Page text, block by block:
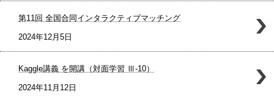
第11回 全国合同インタラクティブマッチング
2024年12月5日
Kaggle講義 を開講（対面学習 Ⅲ-10）
2024年11月12日